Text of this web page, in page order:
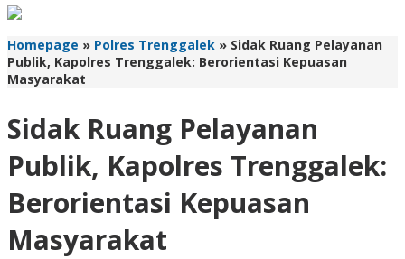
Homepage » Polres Trenggalek » Sidak Ruang Pelayanan
Publik, Kapolres Trenggalek: Berorientasi Kepuasan
Masyarakat
Sidak Ruang Pelayanan
Publik, Kapolres Trenggalek:
Berorientasi Kepuasan
Masyarakat